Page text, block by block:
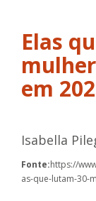
Elas
em
Isabella
Fonte:https://
as-que-lutam-30-